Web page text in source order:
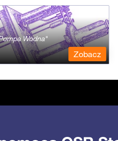
Wodna
Zobacz